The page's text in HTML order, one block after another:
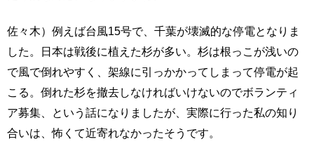
佐々木）例えば台風15号で、千葉が壊滅的な停電となりま
した。日本は戦後に植えた杉が多い。杉は根っこが浅いの
で風で倒れやすく、架線に引っかかってしまって停電が起
こる。倒れた杉を撤去しなければいけないのでボランティ
ア募集、という話になりましたが、実際に行った私の知り
合いは、怖くて近寄れなかったそうです。